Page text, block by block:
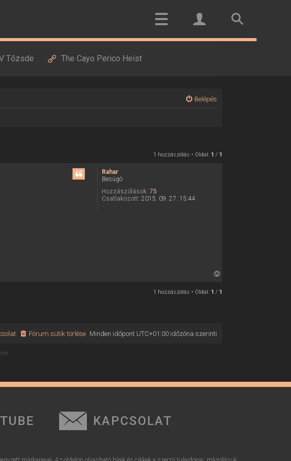
Tőzsde The Cayo Perico Heist
Belépés
1 hozzászólás • Oldal: 1 / 1
Rahar
Besúgó
Hozzászólások: 75
Csatlakozott: 2015. 09. 27. 15:44
s
j
1 hozzászólás • Oldal: 1 / 1
Minden időpont UTC+01:00időzóna szerinti
Fórum sütik törlése
KAPCSOLAT